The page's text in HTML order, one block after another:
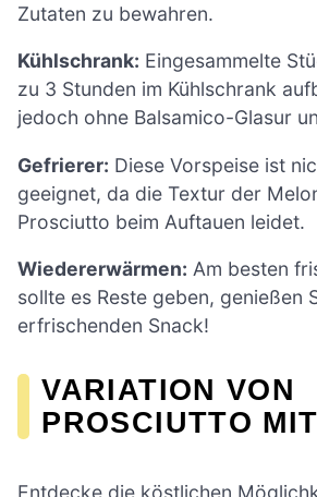
Zutaten zu bewahren.
Kühlschrank: Eingesammelte
zu 3 Stunden im Kühlschrank
jedoch ohne Balsamico-Glasur
Gefrierer: Diese Vorspeise ist
geeignet, da die Textur der
Prosciutto beim Auftauen leidet.
Wiedererwärmen: Am besten
sollte es Reste geben, genießen
erfrischenden Snack!
VARIATION VON
PROSCIUTTO
Entdecke die köstlichen